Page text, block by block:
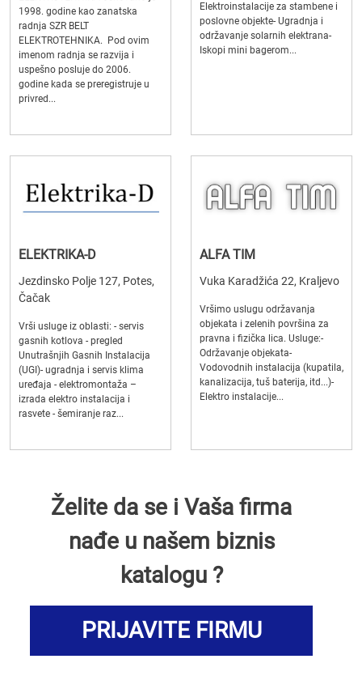
1998. godine kao zanatska
radnja SZR BELT
ELEKTROTEHNIKA. Pod ovim
imenom radnja se razvija i
uspešno posluje do 2006.
godine kada se preregistruje u
privred...
Elektroinstalacije za stambene i
poslovne objekte- Ugradnja i
održavanje solarnih elektrana-
Iskopi mini bagerom...
ELEKTRIKA-D
Jezdinsko Polje 127, Potes,
Čačak
Vrši usluge iz oblasti: - servis
gasnih kotlova - pregled
Unutrašnjih Gasnih Instalacija
(UGI)- ugradnja i servis klima
uređaja - elektromontaža –
izrada elektro instalacija i
rasvete - šemiranje raz...
ALFA TIM
Vuka Karadžića 22, Kraljevo
Vršimo uslugu održavanja
objekata i zelenih površina za
pravna i fizička lica. Usluge:-
Održavanje objekata-
Vodovodnih instalacija (kupatila,
kanalizacija, tuš baterija, itd...)-
Elektro instalacije...
Želite da se i Vaša firma
nađe u našem biznis
katalogu ?
PRIJAVITE FIRMU